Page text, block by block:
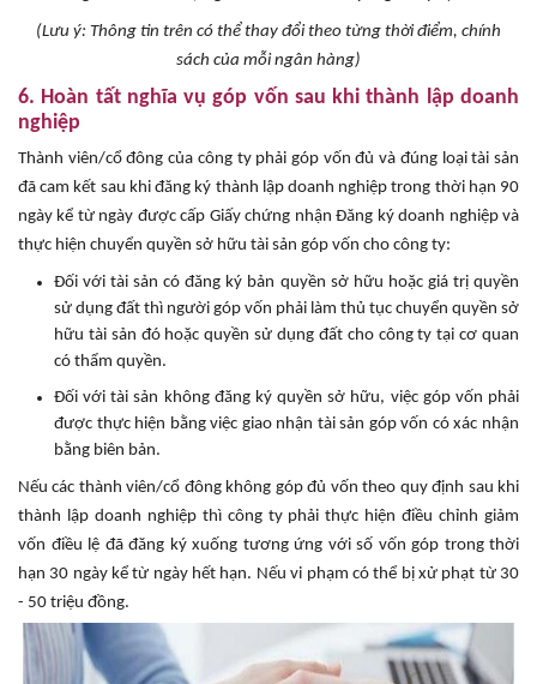
(Lưu ý: Thông tin trên có thể thay đổi theo từng thời điểm, chính
sách của mỗi ngân hàng)
6. Hoàn tất nghĩa vụ góp vốn sau khi thành lập doanh
nghiệp
Thành viên/cổ đông của công ty phải góp vốn đủ và đúng loại tài sản
đã cam kết sau khi đăng ký thành lập doanh nghiệp trong thời hạn 90
ngày kể từ ngày được cấp Giấy chứng nhận Đăng ký doanh nghiệp và
thực hiện chuyển quyền sở hữu tài sản góp vốn cho công ty:
Đối với tài sản có đăng ký bản quyền sở hữu hoặc giá trị quyền
sử dụng đất thì người góp vốn phải làm thủ tục chuyển quyền sở
hữu tài sản đó hoặc quyền sử dụng đất cho công ty tại cơ quan
có thẩm quyền.
Đối với tài sản không đăng ký quyền sở hữu, việc góp vốn phải
được thực hiện bằng việc giao nhận tài sản góp vốn có xác nhận
bằng biên bản.
Nếu các thành viên/cổ đông không góp đủ vốn theo quy định sau khi
thành lập doanh nghiệp thì công ty phải thực hiện điều chỉnh giảm
vốn điều lệ đã đăng ký xuống tương ứng với số vốn góp trong thời
hạn 30 ngày kể từ ngày hết hạn. Nếu vi phạm có thể bị xử phạt từ 30
- 50 triệu đồng.